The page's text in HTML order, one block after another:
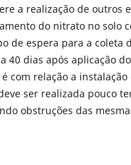
a realização de outros
do nitrato no solo
de espera para a coleta
40 dias após aplicação
com relação a
ser realizada pouco
obstruções das